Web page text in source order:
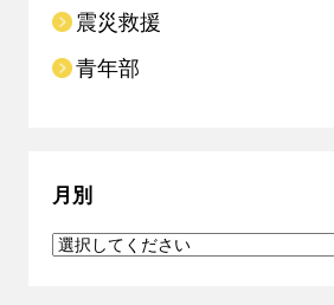
震災救援
青年部
月別